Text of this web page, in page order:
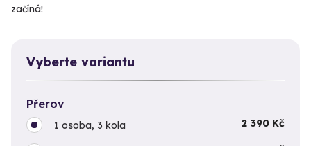
začíná!
Vyberte variantu
Přerov
1 osoba, 3 kola 2 390 Kč